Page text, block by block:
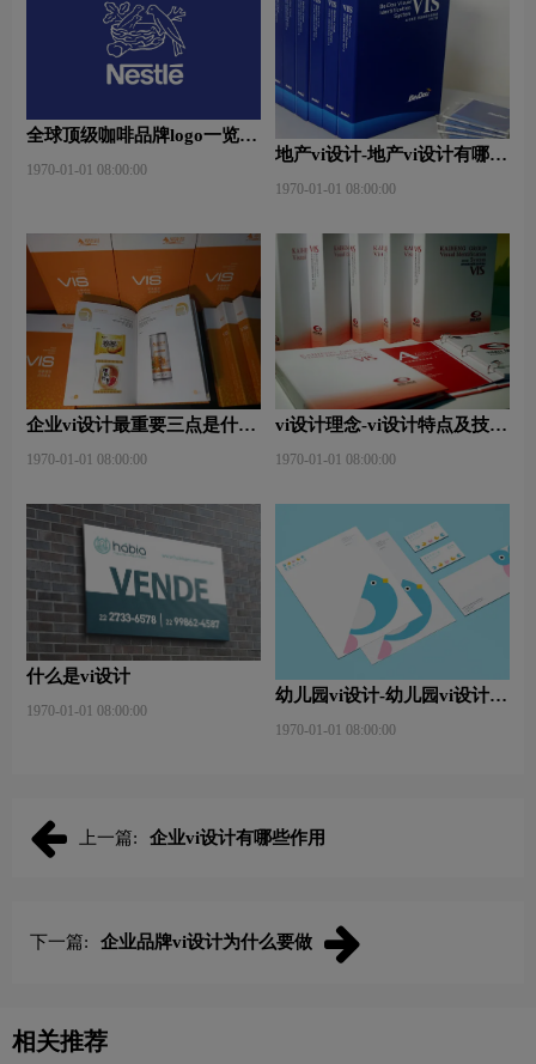
全球顶级咖啡品牌logo一览：
1970-01-01 08:00:00
地产vi设计-地产vi设计有哪些
1970-01-01 08:00:00
企业vi设计最重要三点是什
1970-01-01 08:00:00
vi设计理念-vi设计特点及技巧
1970-01-01 08:00:00
什么是vi设计
1970-01-01 08:00:00
幼儿园vi设计-幼儿园vi设计内
1970-01-01 08:00:00
上一篇: 企业vi设计有哪些作用
下一篇: 企业品牌vi设计为什么要做
相关推荐